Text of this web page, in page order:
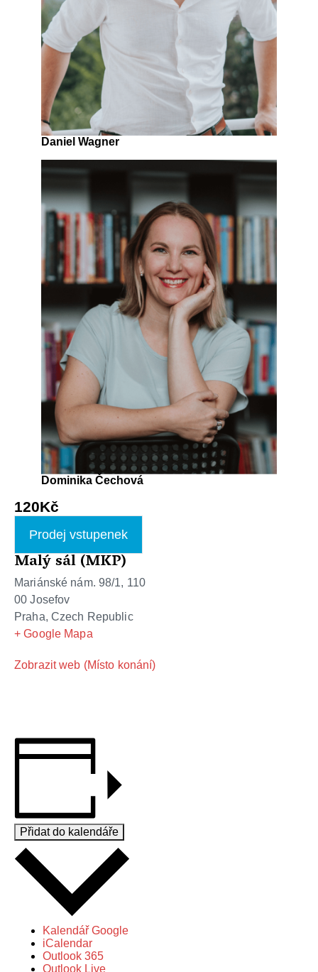
Daniel Wagner
Dominika Čechová
120Kč
Prodej vstupenek
Malý sál (MKP)
Mariánské nám. 98/1, 110
00 Josefov
Praha, Czech Republic
+ Google Mapa
Zobrazit web (Místo konání)
Přidat do kalendáře
Kalendář Google
iCalendar
Outlook 365
Outlook Live